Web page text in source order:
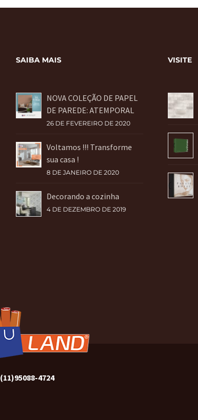
SAIBA MAIS
NOVA COLEÇÃO DE PAPEL
DE PAREDE: ATEMPORAL
26 DE FEVEREIRO DE 2020
Voltamos !!! Transforme
sua casa !
8 DE JANEIRO DE 2020
Decorando a cozinha
4 DE DEZEMBRO DE 2019
VISITE
(11)95088-4724